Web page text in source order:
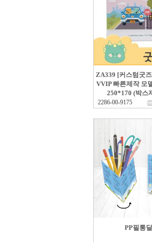
ZA339 [커스텀굿
VVIP 빠른제작 모
250*170 (박스
2286-00-9175
PP필통